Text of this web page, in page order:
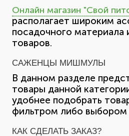
Онлайн магазин "Свой
располагает широким
посадочного
товаров.
САЖЕНЦЫ МИШМУЛЫ
В данном разделе
товары данной
удобнее подобрать
фильтром либо выбором
КАК СДЕЛАТЬ ЗАКАЗ?